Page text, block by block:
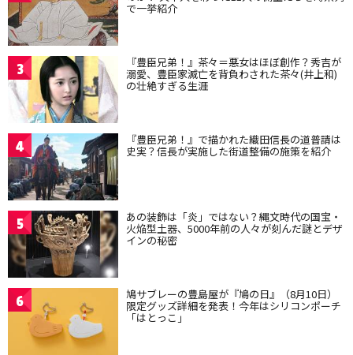
で一挙紹介
3 『豊臣兄弟！』茶々＝悪女はほぼ創作？秀吉が
溺愛、豊臣家滅亡を背負わされた茶々(井上和)
の壮絶すぎる生涯
4 『豊臣兄弟！』で描かれた織田信長の道普請は
史実？信長が実施した街道整備の施策を紹介
5 あの装飾は「炎」ではない？縄文時代の国宝・
火焔型土器、5000年前の人々が刻んだ謎とデザ
インの秘密
6 鳩サブレーの豊島屋が『鳩の日』（8月10日）
限定グッズ詳細を発表！今年はシリコンポーチ
「はとっこ」